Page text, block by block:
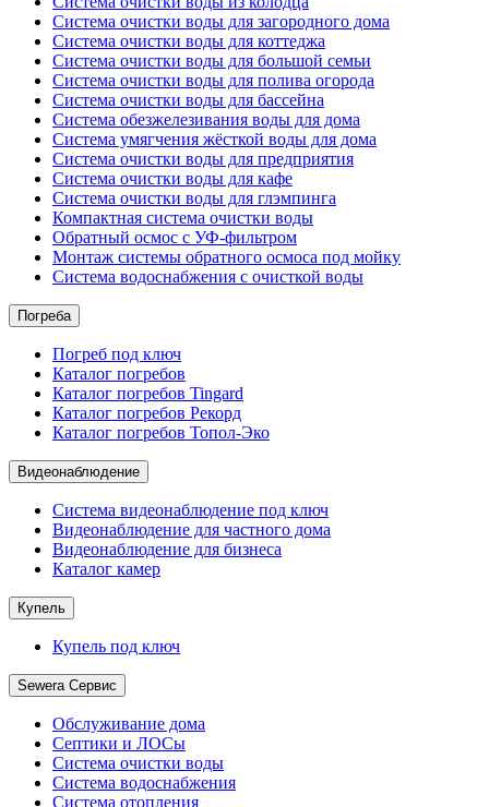
Система очистки воды для загородного дома
Система очистки воды для коттеджа
Система очистки воды для большой семьи
Система очистки воды для полива огорода
Система очистки воды для бассейна
Система обезжелезивания воды для дома
Система умягчения жёсткой воды для дома
Система очистки воды для предприятия
Система очистки воды для кафе
Система очистки воды для глэмпинга
Компактная система очистки воды
Обратный осмос c УФ-фильтром
Монтаж системы обратного осмоса под мойку
Система водоснабжения с очисткой воды
Погреба
Погреб под ключ
Каталог погребов
Каталог погребов Tingard
Каталог погребов Рекорд
Каталог погребов Топол-Эко
Видеонаблюдение
Система видеонаблюдение под ключ
Видеонаблюдение для частного дома
Видеонаблюдение для бизнеса
Каталог камер
Купель
Купель под ключ
Sewera Сервис
Обслуживание дома
Септики и ЛОСы
Система очистки воды
Система водоснабжения
Система отопления